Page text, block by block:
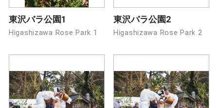
東沢バラ公園1
Higashizawa Rose Park 1
東沢バラ公園2
Higashizawa Rose Park 2